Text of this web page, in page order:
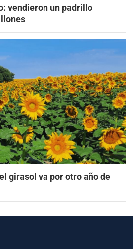
vendieron un padrillo
girasol va por otro año de